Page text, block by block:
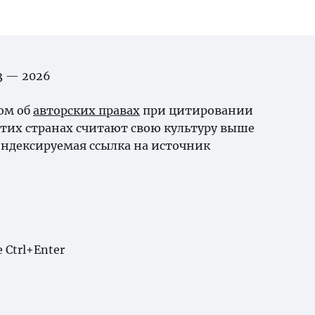
— 2026
об авторских правах при цитировании
странах считают свою культуру выше
ссылка на источник
Ctrl+Enter